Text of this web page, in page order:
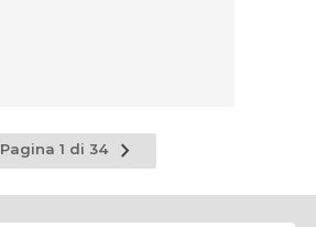
Pagina 1 di 34
Pagina
successiva